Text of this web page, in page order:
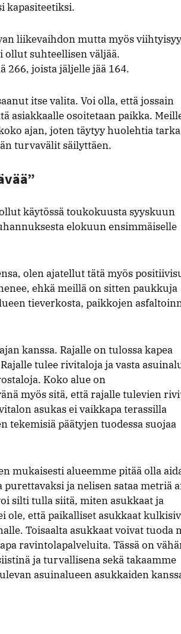
kapasiteetiksi.
liikevaihdon mutta myös
ollut suhteellisen väljää.
266, joista jäljelle jää 164.
itse valita. Voi olla, että jossain
asiakkaalle osoitetaan paikka.
ajan, joten täytyy huolehtia
turvavälit säilyttäen.
käytössä toukokuusta syyskuun
elokuun ensimmäiselle
olen ajatellut tätä myös
ehkä meillä on sitten paukkuja
tieverkosta, paikkojen
kanssa. Rajalle on tulossa kapea
tulee rivitaloja ja vasta
Koko alue on
myös sitä, että rajalle tulevien
asukas ei vaikkapa terassilla
tekemisiä päätyjen tuodessa suojaa
mukaisesti alueemme pitää olla
ja nelisen sataa metriä
silti tulla siitä, miten asukkaat ja
ole, että paikalliset asukkaat
Toisaalta asukkaat voivat tuoda
ravintolapalveluita. Tässä on
ja turvallisena sekä takaamme
asuinalueen asukkaiden